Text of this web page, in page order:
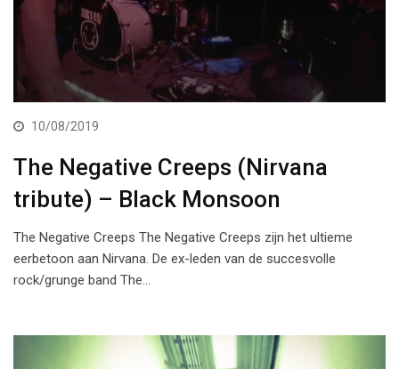
10/08/2019
The Negative Creeps (Nirvana
tribute) – Black Monsoon
The Negative Creeps The Negative Creeps zijn het ultieme
eerbetoon aan Nirvana. De ex-leden van de succesvolle
rock/grunge band The…